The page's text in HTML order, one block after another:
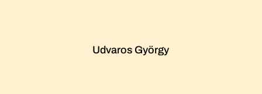
Udvaros György